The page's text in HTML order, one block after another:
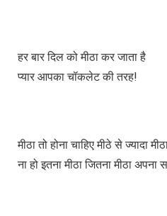
हर बार दिल को मीठा कर जाता है
प्यार आपका चॉकलेट की तरह!
मीठा तो होना चाहिए मीठे से ज्यादा
ना हो इतना मीठा जितना मीठा अपना